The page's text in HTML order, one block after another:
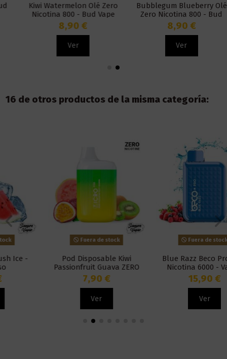
Kiwi Watermelon Olé Zero
Nicotina 800 - Bud Vape
8,90 €
Bubblegum Blueberry Olé
Zero Nicotina 800 - Bud
Vape
8,90 €
16 de otros productos de la misma categoría:
Fuera de stock
Pod Disposable Kiwi
Passionfruit Guava ZERO
NICOTINE - Micro Pod
Fuera de stock
Blue Razz Beco Pro Cero
Nicotina 6000 - Vaptio